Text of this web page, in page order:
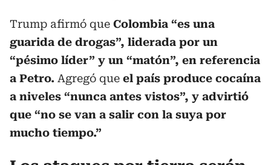
Trump afirmó que Colombia “es una
guarida de drogas”, liderada por un
“pésimo líder” y un “matón”, en referencia
a Petro. Agregó que el país produce cocaína
a niveles “nunca antes vistos”, y advirtió
que “no se van a salir con la suya por
mucho tiempo.”